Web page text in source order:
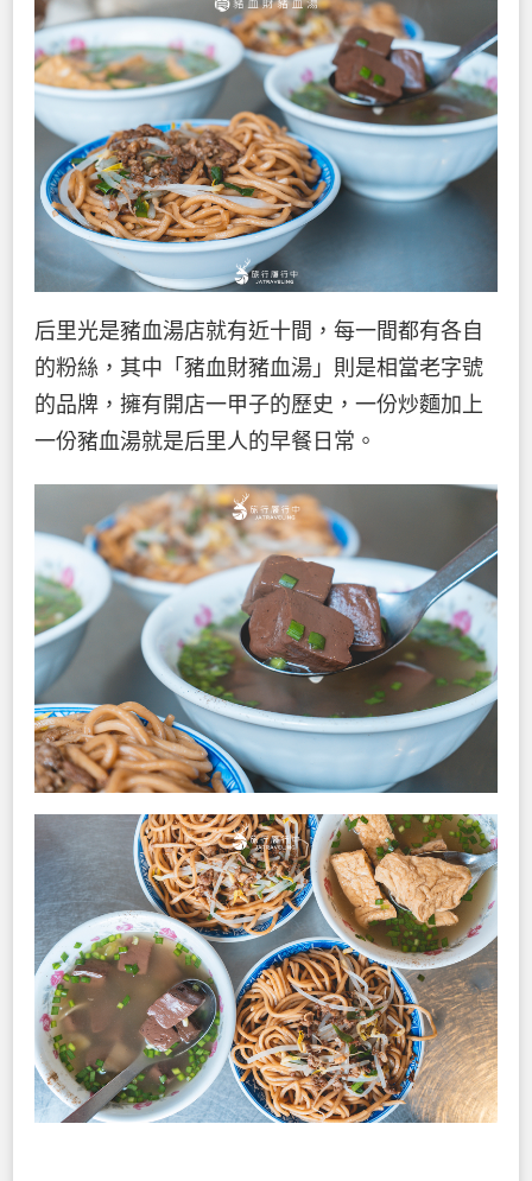
后里光是豬血湯店就有近十間，每一間都有各自
的粉絲，其中「豬血財豬血湯」則是相當老字號
的品牌，擁有開店一甲子的歷史，一份炒麵加上
一份豬血湯就是后里人的早餐日常。